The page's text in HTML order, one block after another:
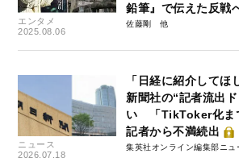
エンタメ
2025.08.06
鉛筆』で伝えた反戦
佐藤剛
ニュース
2026.07.18
「日経に紹介して
新聞社の“記者流出
い 「TikToker化ま
記者から不満続出
集英社オンライン編集部ニュ